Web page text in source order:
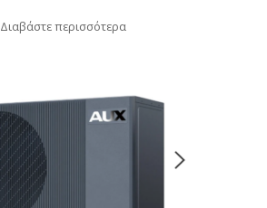
Διαβάστε περισσότερα